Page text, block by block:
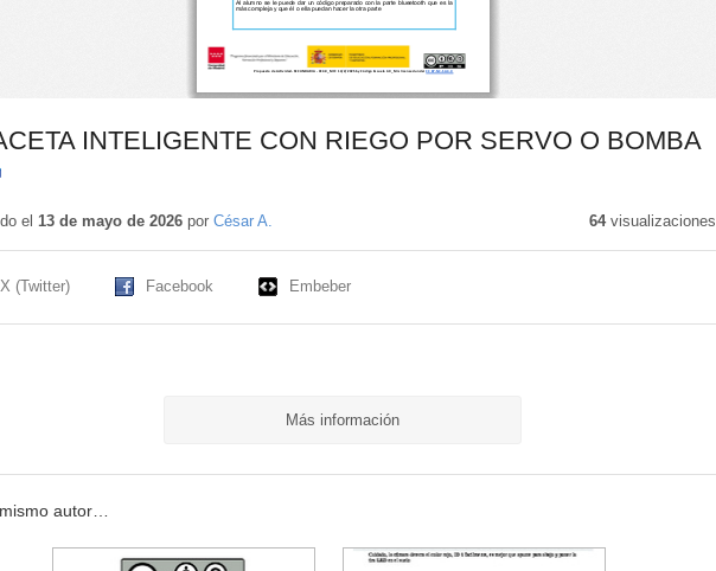
INTELIGENTE CON RIEGO POR SERVO O BOMBA
el 13 de mayo de 2026por César A. 64visualizaciones
X (Twitter) Facebook Embeber
Más información
autor…